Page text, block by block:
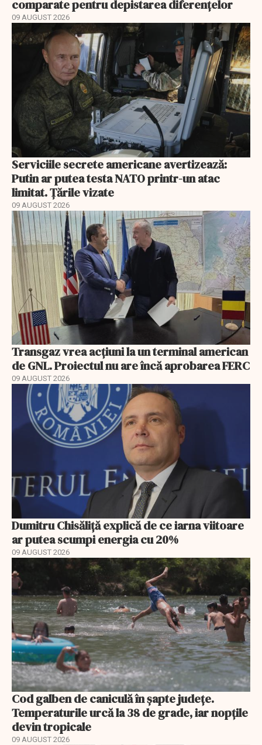
comparate pentru depistarea diferențelor
09 AUGUST 2026
Serviciile secrete americane avertizează:
Putin ar putea testa NATO printr-un atac
limitat. Țările vizate
09 AUGUST 2026
Transgaz vrea acțiuni la un terminal american
de GNL. Proiectul nu are încă aprobarea FERC
09 AUGUST 2026
Dumitru Chisăliță explică de ce iarna viitoare
ar putea scumpi energia cu 20%
09 AUGUST 2026
Cod galben de caniculă în șapte județe.
Temperaturile urcă la 38 de grade, iar nopțile
devin tropicale
09 AUGUST 2026